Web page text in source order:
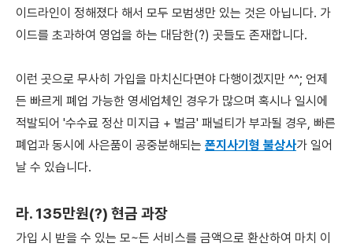
이드라인이 정해졌다 해서 모두 모범생만 있는 것은 아닙니다. 가
이드를 초과하여 영업을 하는 대담한(?) 곳들도 존재합니다.
이런 곳으로 무사히 가입을 마치신다면야 다행이겠지만 ^^; 언제
든 빠르게 폐업 가능한 영세업체인 경우가 많으며 혹시나 일시에
적발되어 '수수료 정산 미지급 + 벌금' 패널티가 부과될 경우, 빠른
폐업과 동시에 사은품이 공중분해되는 폰지사기형 불상사가 일어
날 수 있습니다.
라. 135만원(?) 현금 과장
가입 시 받을 수 있는 모~든 서비스를 금액으로 환산하여 마치 이